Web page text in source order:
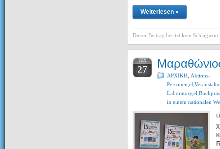
Weiterlesen »
Dieser Beitrag besitzt kein Schlagwort
JUN
27
ΑΡΧΙΚΗ Aktions-
in einem nationalen